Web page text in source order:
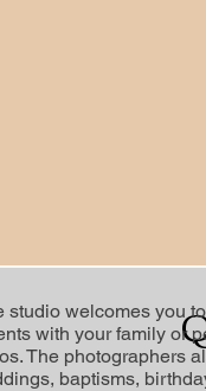
welcomes you
with your family or
The photographers
baptisms,